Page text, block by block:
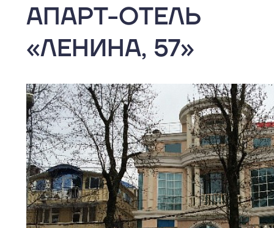
АПАРТ-ОТЕЛЬ
«ЛЕНИНА, 57»